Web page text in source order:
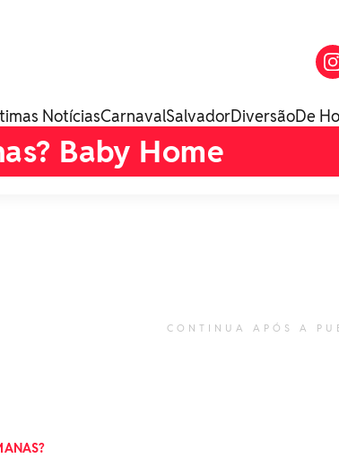
NotíciasCarnavalSalvadorDiversãoDe
Baby Home
CONTINUA APÓS A